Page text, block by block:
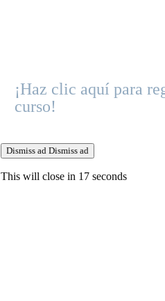
¡Haz clic aquí para
curso!
Dismiss ad Dismiss ad
This will close in 17 seconds